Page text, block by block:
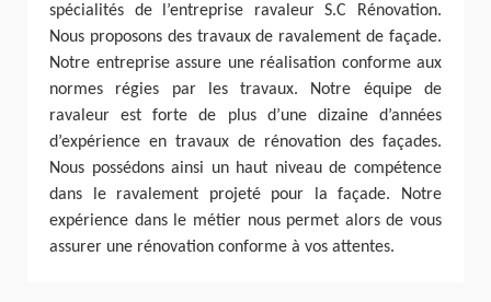
spécialités de l’entreprise ravaleur S.C Rénovation.
Nous proposons des travaux de ravalement de façade.
Notre entreprise assure une réalisation conforme aux
normes régies par les travaux. Notre équipe de
ravaleur est forte de plus d’une dizaine d’années
d’expérience en travaux de rénovation des façades.
Nous possédons ainsi un haut niveau de compétence
dans le ravalement projeté pour la façade. Notre
expérience dans le métier nous permet alors de vous
assurer une rénovation conforme à vos attentes.